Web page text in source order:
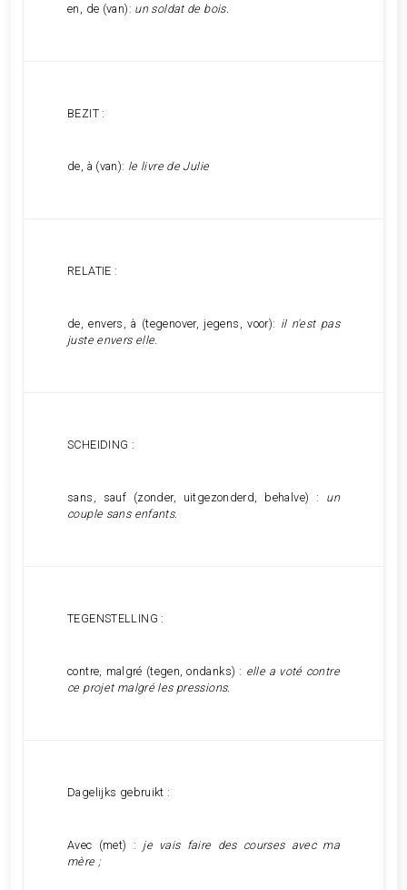
en, de (van): un soldat de bois.
BEZIT :
de, à (van): le livre de Julie
RELATIE :
de, envers, à (tegenover, jegens, voor): il n'est pas
juste envers elle.
SCHEIDING :
sans, sauf (zonder, uitgezonderd, behalve) : un
couple sans enfants.
TEGENSTELLING :
contre, malgré (tegen, ondanks) : elle a voté contre
ce projet malgré les pressions.
Dagelijks gebruikt :
Avec (met) : je vais faire des courses avec ma
mère ;